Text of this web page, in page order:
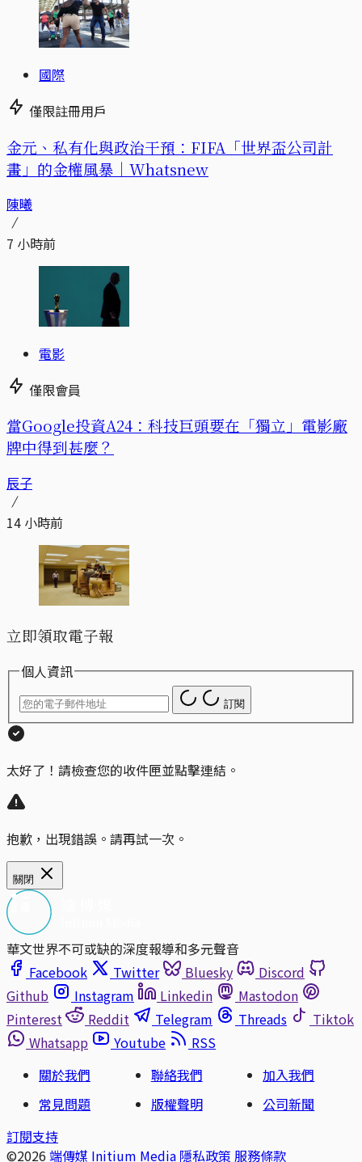
國際
僅限註冊用戶
金元、私有化與政治干預：FIFA「世界盃公司計
畫」的金權風暴｜Whatsnew
陳曦
7 小時前
電影
僅限會員
當Google投資A24：科技巨頭要在「獨立」電影廠
牌中得到甚麼？
辰子
14 小時前
立即領取電子報
個人資訊
訂閱
太好了！請檢查您的收件匣並點擊連結。
抱歉，出現錯誤。請再試一次。
關閉
華文世界不可或缺的深度報導和多元聲音
Facebook
Twitter Bluesky
Discord
Github
Instagram Linkedin
Mastodon
Pinterest
Reddit Telegram Threads
Tiktok
Whatsapp
Youtube
RSS
關於我們
聯絡我們
加入我們
常見問題
版權聲明
公司新聞
訂閱支持
©2026 端傳媒 Initium Media 隱私政策 服務條款